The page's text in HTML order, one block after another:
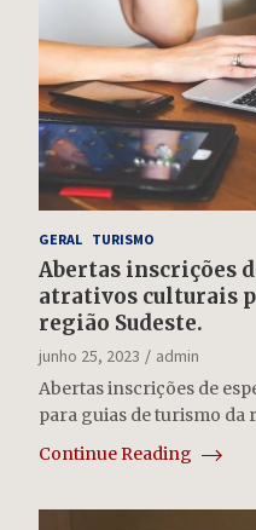
GERAL TURISMO
Abertas inscrições
atrativos culturais
região Sudeste.
junho 25, 2023
admin
Abertas inscrições de
para guias de turismo da
Continue Reading